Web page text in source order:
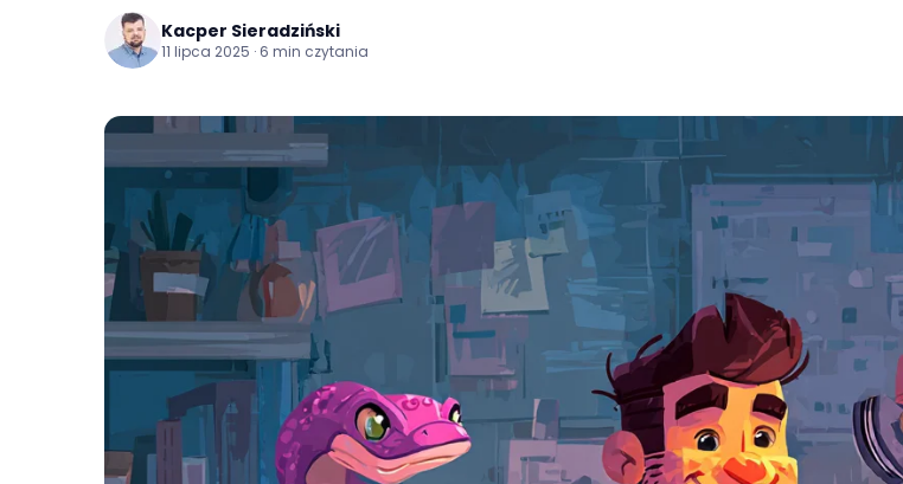
Kacper Sieradziński
11 lipca 2025 · 6 min czytania